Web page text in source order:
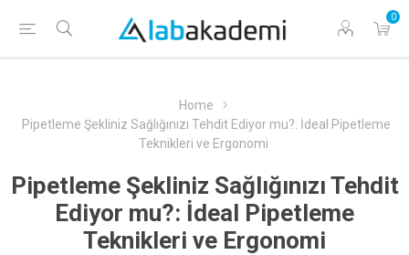
0
Home
Pipetleme Şekliniz Sağlığınızı Tehdit Ediyor mu?: İdeal Pipetleme
Teknikleri ve Ergonomi
Pipetleme Şekliniz Sağlığınızı Tehdit
Ediyor mu?: İdeal Pipetleme
Teknikleri ve Ergonomi